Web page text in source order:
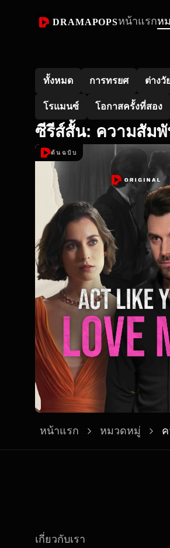
DRAMAPOPSหน้าแรกห
ทั้งหมด การทรยศ ต่างวั
โรแมนซ์ โอกาสครั้งที่สอง
ซีรีส์สั้น: ความสัม
ต้นฉบับ
หน้าแรก หมวดหมู่
เกี่ยวกับเรา